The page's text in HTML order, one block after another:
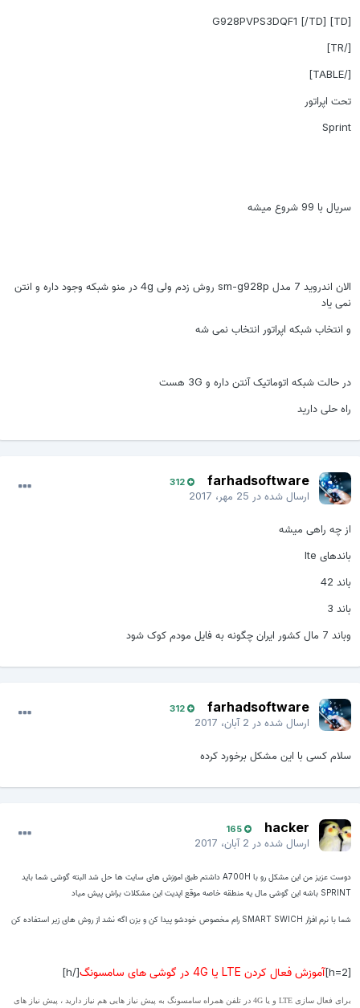
تحت اپراتور
Sprint
سریال با 99 شروع میشه
الان اندروید 7 مدل sm-g928p روش زدم ولی 4g در منو شبکه وجود داره و انتن
نمی یاد
و انتخاب شبکه اپراتور انتخاب نمی شه
در حالت شبکه اتوماتیک آنتن داره و 3G هست
راه حلی دارید
farhadsoftware
312
ارسال شده در25 مهر، 2017
از چه راهی میشه
باندهای lte
باند 42
باند 3
وباند 7 مال کشور ایران چگونه به فایل مودم کوک شود
farhadsoftware
312
ارسال شده در2 آبان، 2017
سلام کسی با این مشکل برخورد کرده
hacker
165
ارسال شده در2 آبان، 2017
دوست عزیز من این مشکل رو با A700H داشتم طبق اموزش های سایت ها حل شد البته گوشی شما باید
SPRINT باشه این گوشی مال یه منطقه خاصه موقع اپدیت این مشکلات براش پیش میاد
شما با نرم افزار SMART SWICH رام مخصوص خودشو پیدا کن و بزن اگه نشد از روش های زیر استفاده کن
آموزش فعال کردن LTE یا 4G در گوشی های سامسونگ [/h]
برای فعال سازی LTE و یا 4G در تلفن همراه سامسونگ به پیش نیاز هایی هم نیاز دارید ، پیش نیاز های